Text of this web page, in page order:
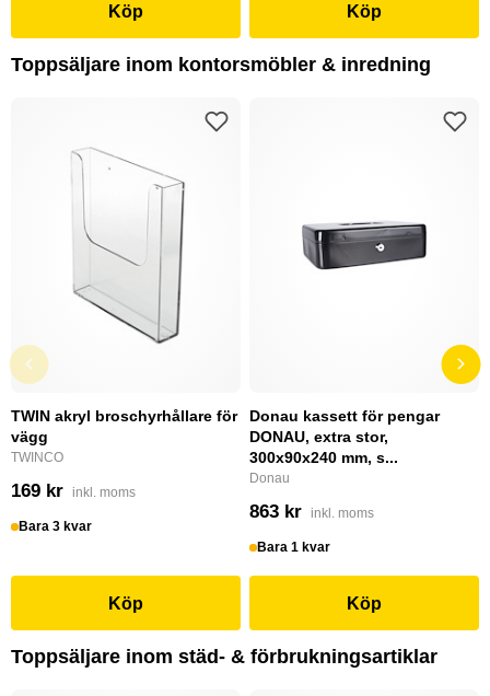
Köp Köp
Toppsäljare inom kontorsmöbler & inredning
TWIN akryl broschyrhållare för
vägg
TWINCO
169 kr inkl. moms
Bara 3 kvar
Köp
Donau kassett för pengar
DONAU, extra stor,
300x90x240 mm, s...
Donau
863 kr inkl. moms
Bara 1 kvar
Köp
Toppsäljare inom städ- & förbrukningsartiklar